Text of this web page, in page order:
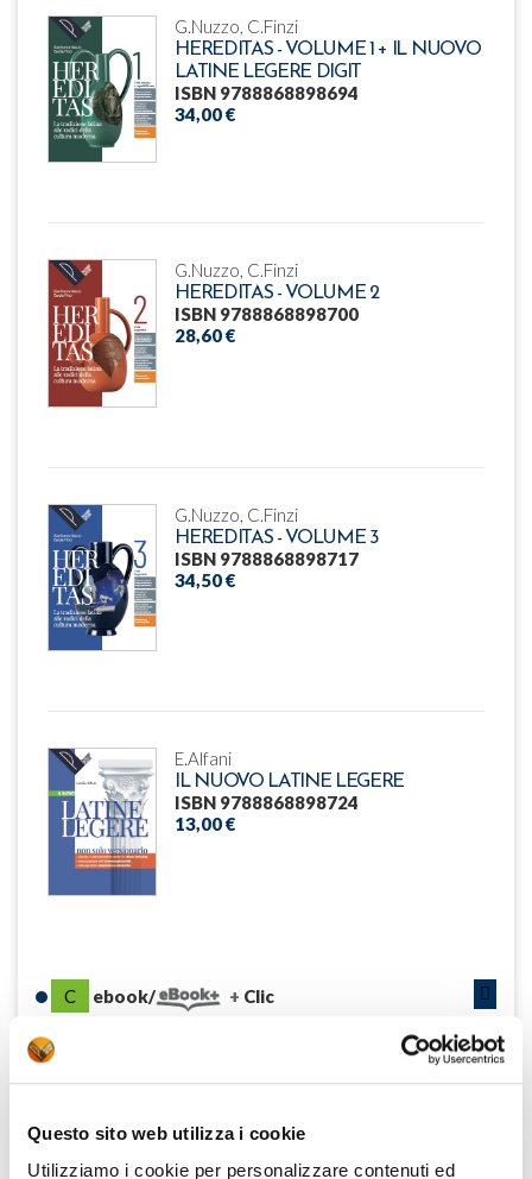
Questo sito web utilizza i cookie
Utilizziamo i cookie per personalizzare contenuti ed
G.Nuzzo, C.Finzi
HEREDITAS - VOLUME 1 + IL NUOVO
LATINE LEGERE DIGIT
ISBN 9788868898694
34,00 €
G.Nuzzo, C.Finzi
HEREDITAS - VOLUME 2
ISBN 9788868898700
28,60 €
G.Nuzzo, C.Finzi
HEREDITAS - VOLUME 3
ISBN 9788868898717
34,50 €
E.Alfani
IL NUOVO LATINE LEGERE
ISBN 9788868898724
13,00 €
C ebook/ Clic
IL PROGETTO DIDATTICO